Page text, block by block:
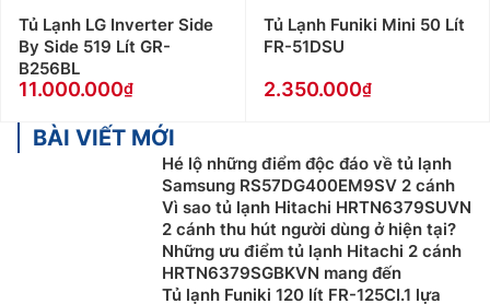
Tủ Lạnh LG Inverter Side
By Side 519 Lít GR-
B256BL
11.000.000
Tủ Lạnh Funiki Mini 50 Lít
FR-51DSU
2.350.000
BÀI VIẾT MỚI
Hé lộ những điểm độc đáo về tủ lạnh
Samsung RS57DG400EM9SV 2 cánh
Vì sao tủ lạnh Hitachi HRTN6379SUVN
2 cánh thu hút người dùng ở hiện tại?
Những ưu điểm tủ lạnh Hitachi 2 cánh
HRTN6379SGBKVN mang đến
Tủ lạnh Funiki 120 lít FR-125CI.1 lựa